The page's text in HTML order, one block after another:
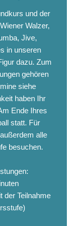
und der
Walzer,
Jive,
in unseren
dazu. Zum
gehören
siehe
haben Ihr
Ende Ihres
statt. Für
alle
besuchen.
der Teilnahme